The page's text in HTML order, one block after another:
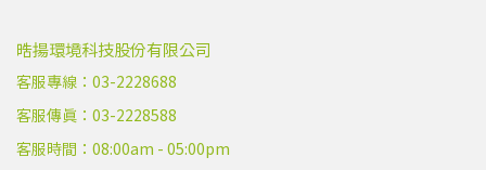
晧揚環境科技股份有限公司
客服專線：03-2228688
客服傳真：03-2228588
客服時間：08:00am - 05:00pm